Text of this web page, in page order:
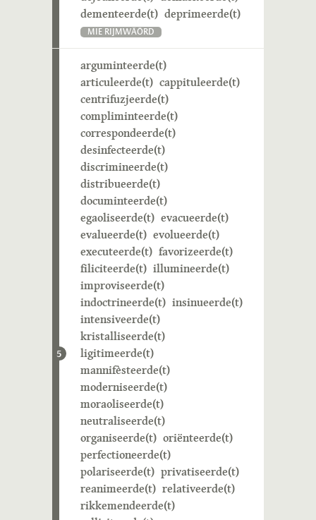
dementeerde(t) deprimeerde(t)
MIE RIJMWÄÖRD
5
arguminteerde(t)
articuleerde(t) cappituleerde(t)
centrifuzjeerde(t)
compliminteerde(t)
correspondeerde(t)
desinfecteerde(t)
discrimineerde(t)
distribueerde(t)
documinteerde(t)
egaoliseerde(t) evacueerde(t)
evalueerde(t) evolueerde(t)
executeerde(t) favorizeerde(t)
filiciteerde(t) illumineerde(t)
improviseerde(t)
indoctrineerde(t) insinueerde(t)
intensiveerde(t)
kristalliseerde(t)
ligitimeerde(t)
mannifèsteerde(t)
moderniseerde(t)
moraoliseerde(t)
neutraliseerde(t)
organiseerde(t) oriënteerde(t)
perfectioneerde(t)
polariseerde(t) privatiseerde(t)
reanimeerde(t) relativeerde(t)
rikkemendeerde(t)